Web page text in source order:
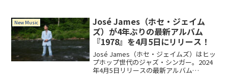
務め、バンド・メンバーとともに白黒で
湿地帯を漕ぎ回る収録曲「Time for
Slurp」のミュージックビデオも要チェッ
クです！
New Music
José James（ホセ・ジェイム
ズ）が4年ぶりの最新アルバム
『1978』を4月5日にリリース！
José James（ホセ・ジェイムズ）はヒッ
プホップ世代のジャズ・シンガー。2024
年4月5日リリースの最新アルバム